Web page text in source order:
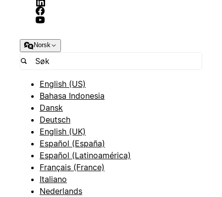
Norsk
English (US)
Bahasa Indonesia
Dansk
Deutsch
English (UK)
Español (España)
Español (Latinoamérica)
Français (France)
Italiano
Nederlands